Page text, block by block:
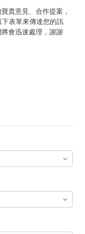
貴意見、合作提案，
表單來傳達您的訊
會迅速處理，謝謝